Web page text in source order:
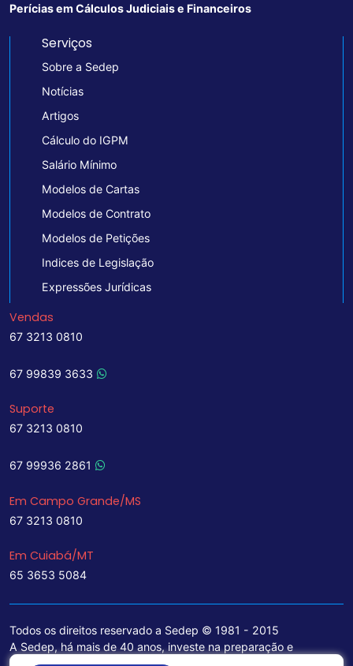
Perícias em Cálculos Judiciais e Financeiros
Serviços
Sobre a Sedep
Notícias
Artigos
Cálculo do IGPM
Salário Mínimo
Modelos de Cartas
Modelos de Contrato
Modelos de Petições
Indices de Legislação
Expressões Jurídicas
Vendas
67 3213 0810
67 99839 3633
Suporte
67 3213 0810
67 99936 2861
Em Campo Grande/MS
67 3213 0810
Em Cuiabá/MT
65 3653 5084
Todos os direitos reservado a Sedep © 1981 - 2015
A Sedep, há mais de 40 anos, investe na preparação e